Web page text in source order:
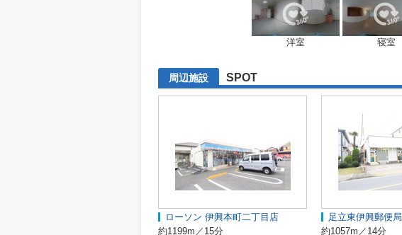
洋室 寝室
周辺施設 SPOT
ローソン 伊興本町二丁目店
約1199m／15分
足立東伊興郵便局
約1057m／14分